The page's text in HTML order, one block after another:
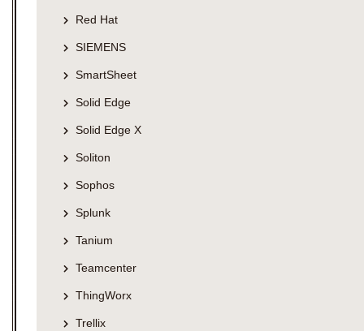
Red Hat
SIEMENS
SmartSheet
Solid Edge
Solid Edge X
Soliton
Sophos
Splunk
Tanium
Teamcenter
ThingWorx
Trellix